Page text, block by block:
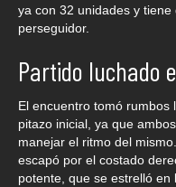
ya con 32 unidades y
perseguidor.
Partido luchado
El encuentro tomó rumbos
pitazo inicial, ya que
manejar el ritmo del
escapó por el costado
potente, que se estrelló